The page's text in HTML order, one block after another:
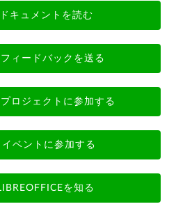
ドキュメントを読む
フィードバックを送る
プロジェクトに参加する
イベントに参加する
を知る